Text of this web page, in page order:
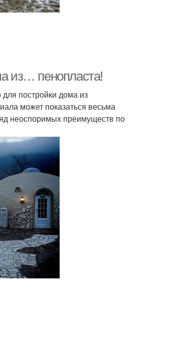
из… пенопласта!
постройки дома из
может показаться весьма
неоспоримых преимуществ по